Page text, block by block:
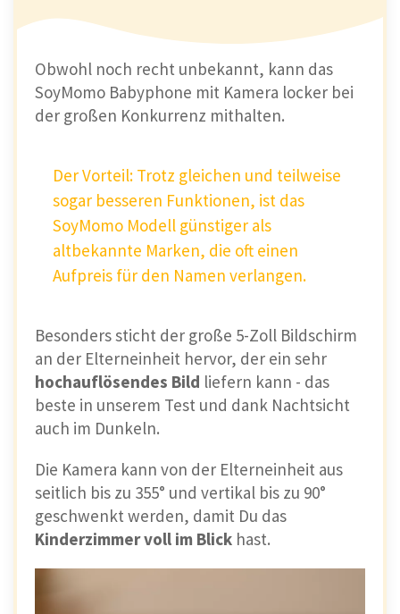
Obwohl noch recht unbekannt, kann das
SoyMomo Babyphone mit Kamera locker bei
der großen Konkurrenz mithalten.
Der Vorteil: Trotz gleichen und teilweise
sogar besseren Funktionen, ist das
SoyMomo Modell günstiger als
altbekannte Marken, die oft einen
Aufpreis für den Namen verlangen.
Besonders sticht der große 5-Zoll Bildschirm
an der Elterneinheit hervor, der ein sehr
hochauflösendes Bild liefern kann - das
beste in unserem Test und dank Nachtsicht
auch im Dunkeln.
Die Kamera kann von der Elterneinheit aus
seitlich bis zu 355° und vertikal bis zu 90°
geschwenkt werden, damit Du das
Kinderzimmer voll im Blick hast.